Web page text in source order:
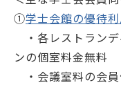
①学士会館の優待
・各レストラン
ンの個室料金無料
・会議室料の会